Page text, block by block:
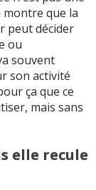
montre que la
peut décider
ou
souvent
son activité
ça que ce
mais sans
elle recule